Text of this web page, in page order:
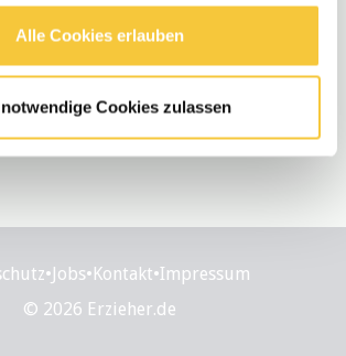
Alle Cookies erlauben
Cookies zulassen
•Jobs•Kontakt•Impressum
© 2026 Erzieher.de